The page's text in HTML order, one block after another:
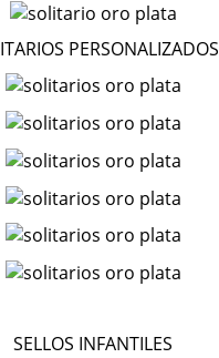
PERSONALIZADOS
SELLOS INFANTILES